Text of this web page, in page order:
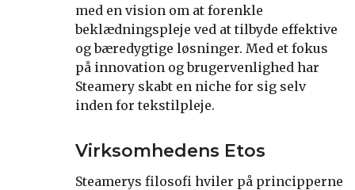
med en vision om at forenkle
beklædningspleje ved at tilbyde effektive
og bæredygtige løsninger. Med et fokus
på innovation og brugervenlighed har
Steamery skabt en niche for sig selv
inden for tekstilpleje.
Virksomhedens Etos
Steamerys filosofi hviler på principperne